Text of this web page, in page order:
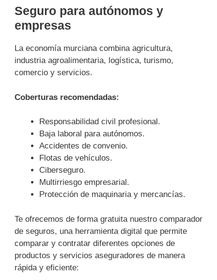
Seguro para autónomos y
empresas
La economía murciana combina agricultura,
industria agroalimentaria, logística, turismo,
comercio y servicios.
Coberturas recomendadas:
Responsabilidad civil profesional.
Baja laboral para autónomos.
Accidentes de convenio.
Flotas de vehículos.
Ciberseguro.
Multirriesgo empresarial.
Protección de maquinaria y mercancías.
Te ofrecemos de forma gratuita nuestro comparador
de seguros, una herramienta digital que permite
comparar y contratar diferentes opciones de
productos y servicios aseguradores de manera
rápida y eficiente: